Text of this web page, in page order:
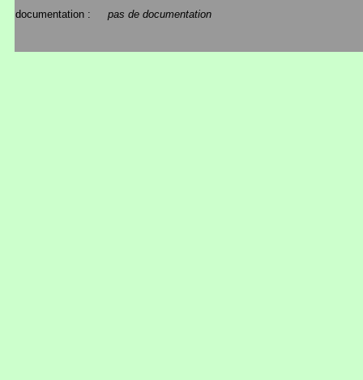
documentation : pas de documentation